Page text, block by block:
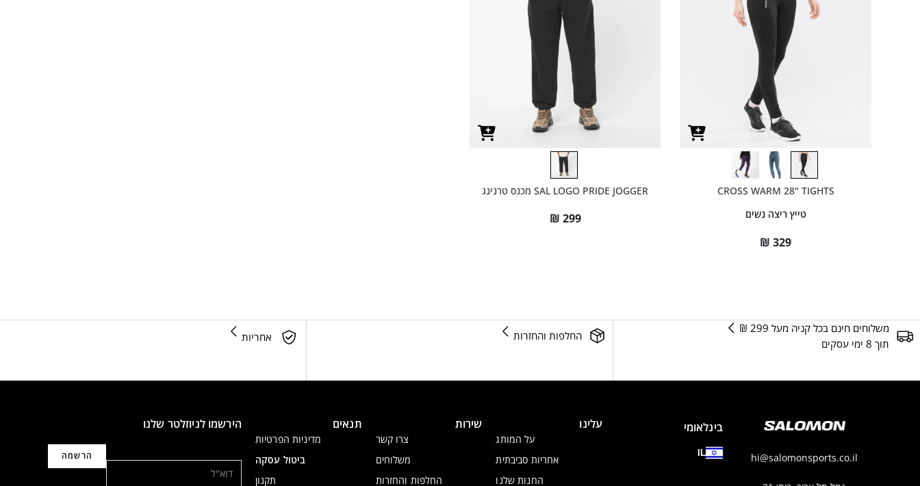
CROSS WARM 28" TIGHTS
טייץ ריצה נשים
₪ 329
SAL LOGO PRIDE JOGGER מכנס טרנינג
₪ 299
משלוחים חינם בכל קניה מעל 299 ₪
תוך 8 ימי עסקים
החלפות והחזרות אחריות
hi@salomonsports.co.il
בינלאומי
IL
עלינו
על המותג
אחריות סביבתית
החנות שלנו
שירות
צרו קשר
משלוחים
החלפות והחזרות
תנאים
מדיניות הפרטיות
ביטול עסקה
תקנון
הירשמו לניוזלטר שלנו